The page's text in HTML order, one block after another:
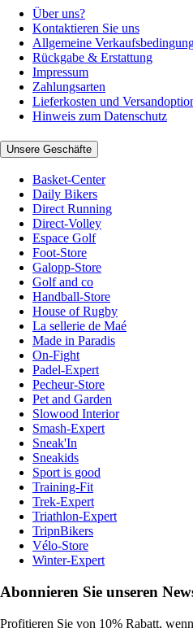
Über uns?
Kontaktieren Sie uns
Allgemeine
Rückgabe & Erstattung
Impressum
Zahlungsarten
Lieferkosten und
Hinweis zum Datenschutz
Unsere Geschäfte
Basket-Center
Daily Bikers
Direct Running
Direct-Volley
Espace Golf
Foot-Store
Galopp-Store
Golf and co
Handball-Store
House of Rugby
La sellerie de Maé
Made in Paradis
On-Fight
Padel-Expert
Pecheur-Store
Pet and Garden
Slowood Interior
Smash-Expert
Sneak'In
Sneakids
Sport is good
Training-Fit
Trek-Expert
Triathlon-Expert
TripnBikers
Vélo-Store
Winter-Expert
Abonnieren Sie unseren
Profitieren Sie von 10% Rabatt,